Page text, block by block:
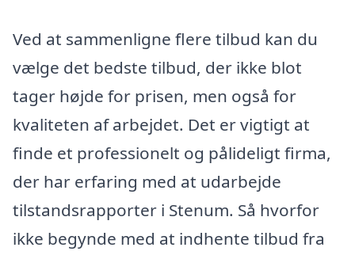
Ved at sammenligne flere tilbud kan du
vælge det bedste tilbud, der ikke blot
tager højde for prisen, men også for
kvaliteten af arbejdet. Det er vigtigt at
finde et professionelt og pålideligt firma,
der har erfaring med at udarbejde
tilstandsrapporter i Stenum. Så hvorfor
ikke begynde med at indhente tilbud fra